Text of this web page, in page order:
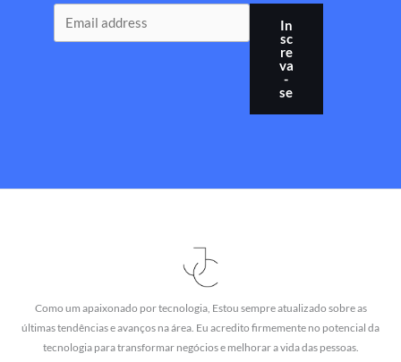
In
sc
re
va
-
se
Como um apaixonado por tecnologia, Estou sempre atualizado sobre as
últimas tendências e avanços na área. Eu acredito firmemente no potencial da
tecnologia para transformar negócios e melhorar a vida das pessoas.